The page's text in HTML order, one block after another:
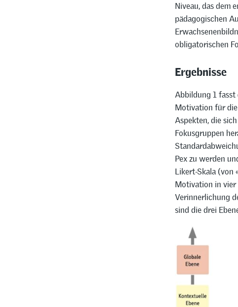
Niveau, das dem
pädagogischen
obligatorischen
Ergebnisse
Abbildung 1 fasst
Motivation für
Aspekten, die
Fokusgruppen
Pex zu werden
Likert-Skala (von
Motivation in vier
Verinnerlichung
sind die drei